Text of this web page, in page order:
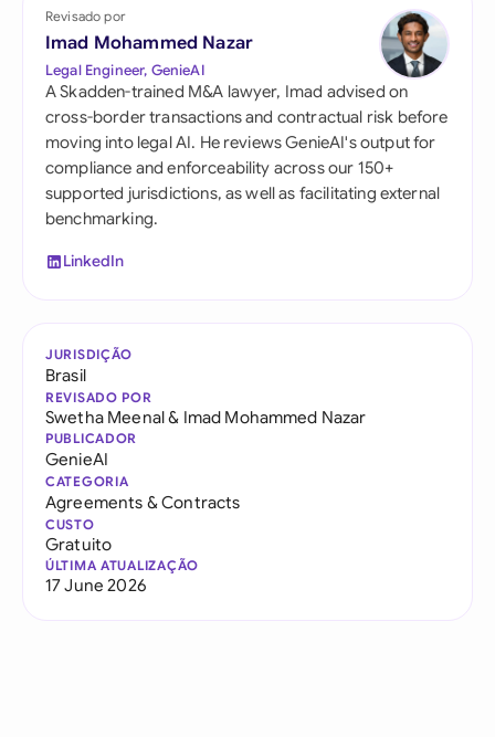
Revisado por
Imad Mohammed Nazar
Legal Engineer, GenieAI
A Skadden-trained M&A lawyer, Imad advised on
cross-border transactions and contractual risk before
moving into legal AI. He reviews GenieAI's output for
compliance and enforceability across our 150+
supported jurisdictions, as well as facilitating external
benchmarking.
LinkedIn
JURISDIÇÃO
Brasil
REVISADO POR
Swetha Meenal& Imad Mohammed Nazar
PUBLICADOR
GenieAI
CATEGORIA
Agreements & Contracts
CUSTO
Gratuito
ÚLTIMA ATUALIZAÇÃO
17 June 2026